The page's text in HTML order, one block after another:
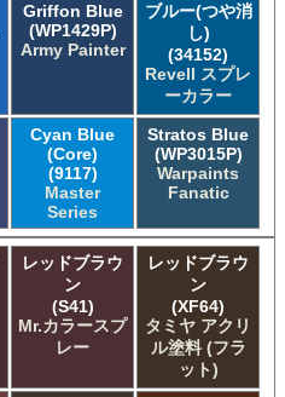
Griffon Blue
(WP1429P)
Army Painter
ブルー(つや消
し)
(34152)
Revell スプレ
ーカラー
Cyan Blue
(Core)
(9117)
Master
Series
Stratos Blue
(WP3015P)
Warpaints
Fanatic
レッドブラウ
ン
(S41)
Mr.カラースプ
レー
レッドブラウ
ン
(XF64)
タミヤ アクリ
ル塗料 (フラ
ット)